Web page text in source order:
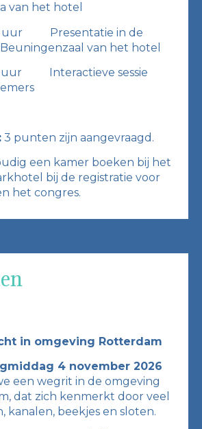
van het hotel
uur Presentatie in de
van het hotel
uur Interactieve sessie
3 punten zijn aangevraagd.
een kamer boeken bij het
bij de registratie voor
het congres.
in omgeving Rotterdam
4 november 2026
een wegrit in de omgeving
dat zich kenmerkt door veel
kanalen, beekjes en sloten.